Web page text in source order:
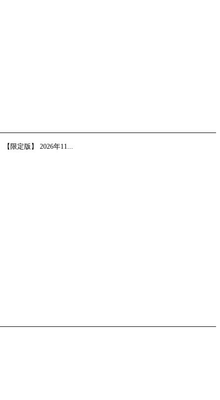
【限定版】 2026年11...